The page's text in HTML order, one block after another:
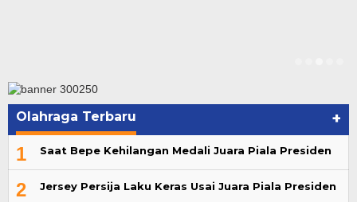
Olahraga Terbaru +
1 Saat Bepe Kehilangan Medali Juara Piala Presiden
2 Jersey Persija Laku Keras Usai Juara Piala Presiden